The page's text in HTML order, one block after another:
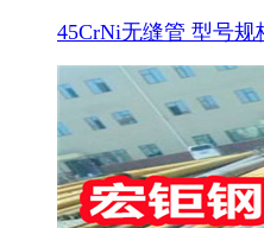
45CrNi无缝管 型号规